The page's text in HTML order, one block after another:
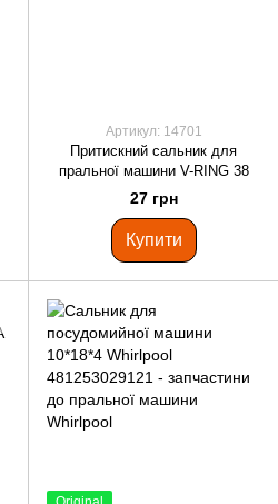
Артикул: 14701
Притискний сальник для
пральної машини V-RING 38
27 грн
Купити